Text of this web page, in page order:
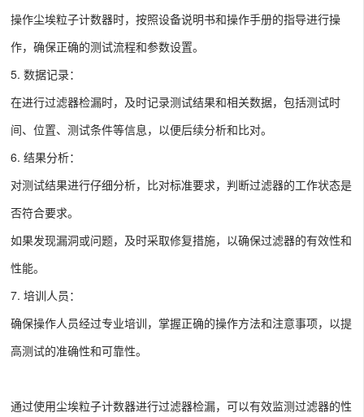
操作尘埃粒子计数器时，按照设备说明书和操作手册的指导进行操
作，确保正确的测试流程和参数设置。
5. 数据记录：
在进行过滤器检漏时，及时记录测试结果和相关数据，包括测试时
间、位置、测试条件等信息，以便后续分析和比对。
6. 结果分析：
对测试结果进行仔细分析，比对标准要求，判断过滤器的工作状态是
否符合要求。
如果发现漏洞或问题，及时采取修复措施，以确保过滤器的有效性和
性能。
7. 培训人员：
确保操作人员经过专业培训，掌握正确的操作方法和注意事项，以提
高测试的准确性和可靠性。
通过使用尘埃粒子计数器进行过滤器检漏，可以有效监测过滤器的性